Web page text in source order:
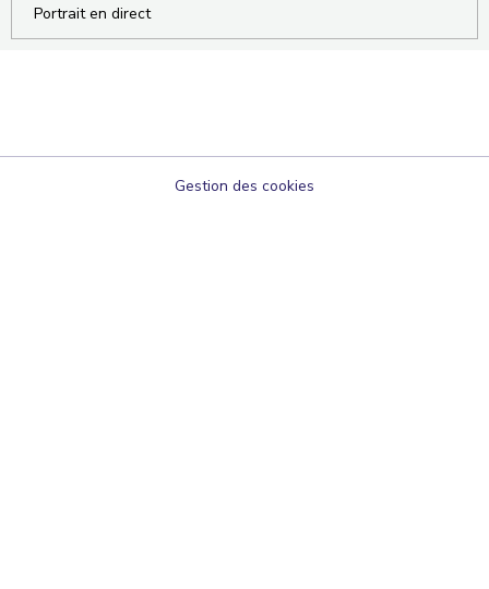
Portrait en direct
Gestion des cookies